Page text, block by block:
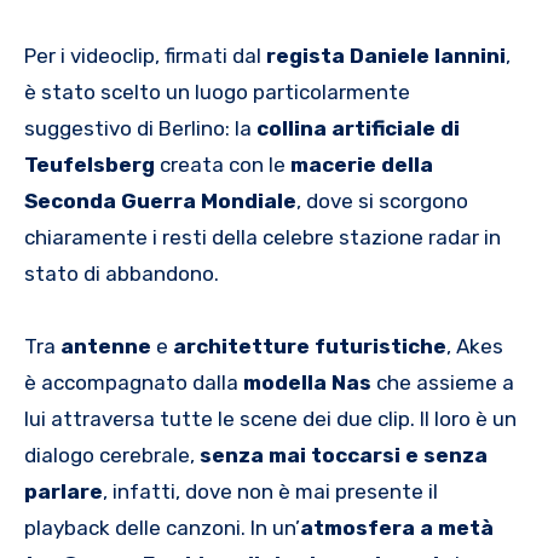
Per i videoclip, firmati dal regista Daniele Iannini,
è stato scelto un luogo particolarmente
suggestivo di Berlino: la collina artificiale di
Teufelsberg creata con le macerie della
Seconda Guerra Mondiale, dove si scorgono
chiaramente i resti della celebre stazione radar in
stato di abbandono.
Tra antenne e architetture futuristiche, Akes
è accompagnato dalla modella Nas che assieme a
lui attraversa tutte le scene dei due clip. Il loro è un
dialogo cerebrale, senza mai toccarsi e senza
parlare, infatti, dove non è mai presente il
playback delle canzoni. In un’atmosfera a metà